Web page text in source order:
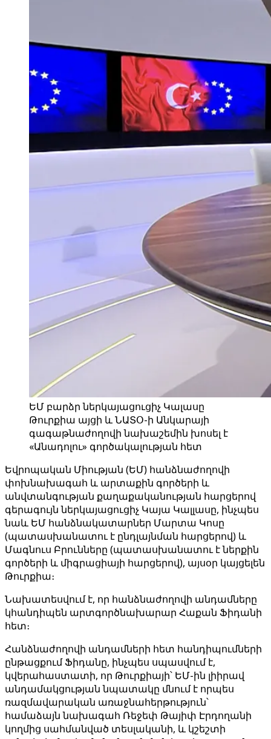
ԵՄ բարձր ներկայացուցիչ Կալասը
Թուրքիա այցի և ՆԱՏՕ-ի Անկարայի
գագաթնաժողովի նախաշեմին խոսել է
«Անադոլու» գործակալության հետ
Եվրոպական Միության (ԵՄ) հանձնաժողովի
փոխնախագահ և արտաքին գործերի և
անվտանգության քաղաքականության հարցերով
գերագույն ներկայացուցիչ Կայա Կալլասը, ինչպես
նաև ԵՄ հանձնակատարներ Մարտա Կոսը
(պատասխանատու է ընդլայնման հարցերով) և
Մագնուս Բրունները (պատասխանատու է ներքին
գործերի և միգրացիայի հարցերով), այսօր կայցելեն
Թուրքիա։
Նախատեսվում է, որ հանձնաժողովի անդամները
կհանդիպեն արտգործնախարար Հաքան Ֆիդանի
հետ։
Հանձնաժողովի անդամների հետ հանդիպումների
ընթացքում Ֆիդանը, ինչպես սպասվում է,
կվերահաստատի, որ Թուրքիայի՝ ԵՄ-ին լիիրավ
անդամակցության նպատակը մնում է որպես
ռազմավարական առաջնահերթություն՝
համաձայն նախագահ Ռեջեփ Թայիփ Էրդողանի
կողմից սահմանված տեսլականի, և կշեշտի